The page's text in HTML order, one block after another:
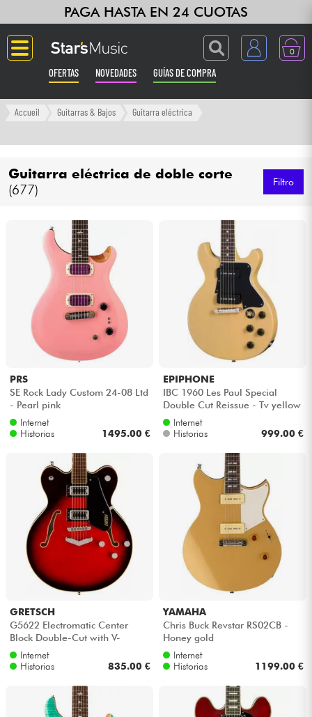
PAGA HASTA EN 24 CUOTAS
0
OFERTAS NOVEDADES GUÍAS DE COMPRA
Langue
Ampli & Efectos
Sintetizadores & samplers
Auriculares
Micros
DJ
Sistemas de Sonido
Luces
Batería y percusión
Vientos
Violines y cuarteto
Niños
HiFi
Accueil Guitarras & Bajos Guitarra eléctrica
Guitarra eléctrica de doble corte
(677)
Filtro
PRS
SE Rock Lady Custom 24-08 Ltd
- Pearl pink
Internet
Historias
1495.00 €
EPIPHONE
IBC 1960 Les Paul Special
Double Cut Reissue - Tv yellow
Internet
Historias
999.00 €
GRETSCH
G5622 Electromatic Center
Block Double-Cut with V-
Stoptail - Claret burst
Internet
Historias
835.00 €
YAMAHA
Chris Buck Revstar RS02CB -
Honey gold
Internet
Historias
1199.00 €